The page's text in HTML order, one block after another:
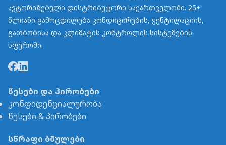
ავტორიზებული დისტრიბუტორი საქართველოში. 25+
წლიანი გამოცდილება კონდიცირების, ვენტილაციის,
გათბობისა და კლიმატის კონტროლის სისტემების
სფეროში.
წესები და პირობები
კონფიდენციალურობა
წესები & პირობები
სწრაფი ბმულები